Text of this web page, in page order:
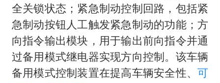
全关锁状态；紧急制动控制回路，包括紧
急制动按钮人工触发紧急制动的功能；方
向指令输出模块，用于输出前向指令并通
过备用模式继电器实现方向控制。该车辆
备用模式控制装置在提高车辆安全性、可